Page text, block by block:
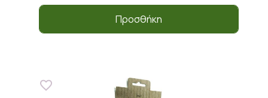
Προσθήκη